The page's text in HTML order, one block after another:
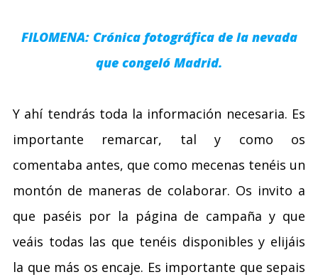
FILOMENA: Crónica fotográfica de la nevada
que congeló Madrid.
Y ahí tendrás toda la información necesaria. Es
importante remarcar, tal y como os
comentaba antes, que como mecenas tenéis un
montón de maneras de colaborar. Os invito a
que paséis por la página de campaña y que
veáis todas las que tenéis disponibles y elijáis
la que más os encaje. Es importante que sepais